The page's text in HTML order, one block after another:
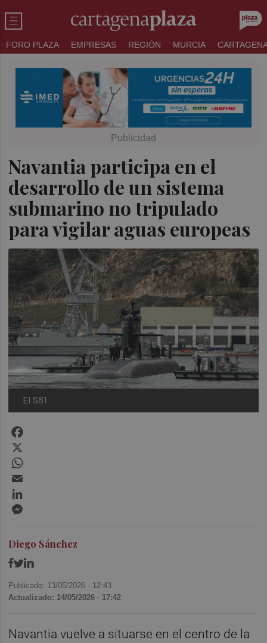
FORO PLAZA EMPRESAS REGIÓN MURCIA
Navantia participa en el
desarrollo de un sistema
submarino no tripulado
para vigilar aguas europeas
El S81
Diego Sánchez
Publicado: 13/05/2026 · 12:43
Actualizado: 14/05/2026 · 17:42
Navantia vuelve a situarse en el centro de la